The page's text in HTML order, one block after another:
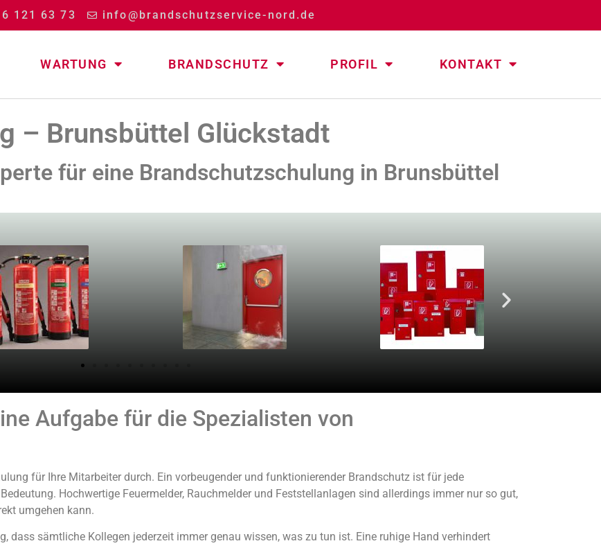
121 63 73 info@brandschutzservice-nord.de
WARTUNG BRANDSCHUTZ PROFIL KONTAKT
– Brunsbüttel Glückstadt
für eine Brandschutzschulung in Brunsbüttel
Aufgabe für die Spezialisten von
für Ihre Mitarbeiter durch. Ein vorbeugender und funktionierender Brandschutz ist für jede
Hochwertige Feuermelder, Rauchmelder und Feststellanlagen sind allerdings immer nur so gut,
umgehen kann.
dass sämtliche Kollegen jederzeit immer genau wissen, was zu tun ist. Eine ruhige Hand verhindert